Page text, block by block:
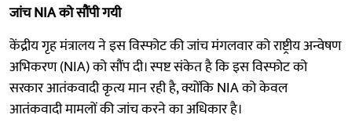
जांच NIA को सौंपी गयी
केंद्रीय गृह मंत्रालय ने इस विस्फोट की जांच मंगलवार को राष्ट्रीय अन्वेषण
अभिकरण (NIA) को सौंप दी। स्पष्ट संकेत है कि इस विस्फोट को
सरकार आतंकवादी कृत्य मान रही है, क्योंकि NIA को केवल
आतंकवादी मामलों की जांच करने का अधिकार है।